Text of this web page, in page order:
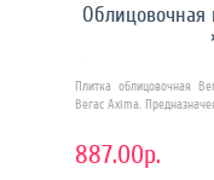
Облицовочная
Плитка облицовочная
Вегас Axima.
887.00р.